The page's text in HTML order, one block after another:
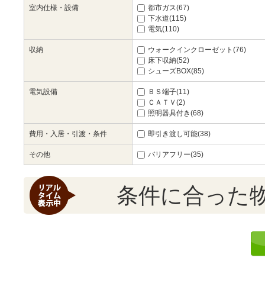
室内仕様・設備
都市ガス(67)
下水道(115)
電気(110)
収納
ウォークインクローゼット(76)
床下収納(52)
シューズBOX(85)
電気設備
ＢＳ端子(11)
ＣＡＴＶ(2)
照明器具付き(68)
費用・入居・引渡・条件 即引き渡し可能(38)
その他 バリアフリー(35)
条件に合った